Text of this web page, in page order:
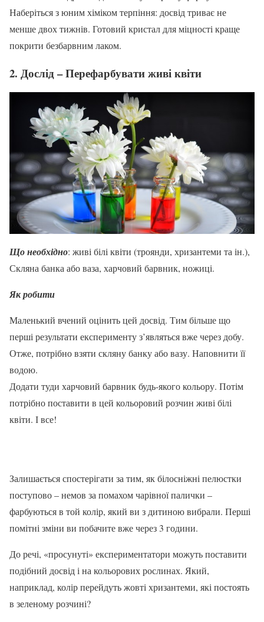
Наберіться з юним хіміком терпіння: досвід триває не
менше двох тижнів. Готовий кристал для міцності краще
покрити безбарвним лаком.
2. Дослід – Перефарбувати живі квіти
Що необхідно: живі білі квіти (троянди, хризантеми та ін.),
Скляна банка або ваза, харчовий барвник, ножиці.
Як робити
Маленький вчений оцінить цей досвід. Тим більше що
перші результати експерименту з’являться вже через добу.
Отже, потрібно взяти скляну банку або вазу. Наповнити її
водою.
Додати туди харчовий барвник будь-якого кольору. Потім
потрібно поставити в цей кольоровий розчин живі білі
квіти. І все!
Залишається спостерігати за тим, як білосніжні пелюстки
поступово – немов за помахом чарівної палички –
фарбуються в той колір, який ви з дитиною вибрали. Перші
помітні зміни ви побачите вже через 3 години.
До речі, «просунуті» експериментатори можуть поставити
подібний досвід і на кольорових рослинах. Який,
наприклад, колір перейдуть жовті хризантеми, які постоять
в зеленому розчині?